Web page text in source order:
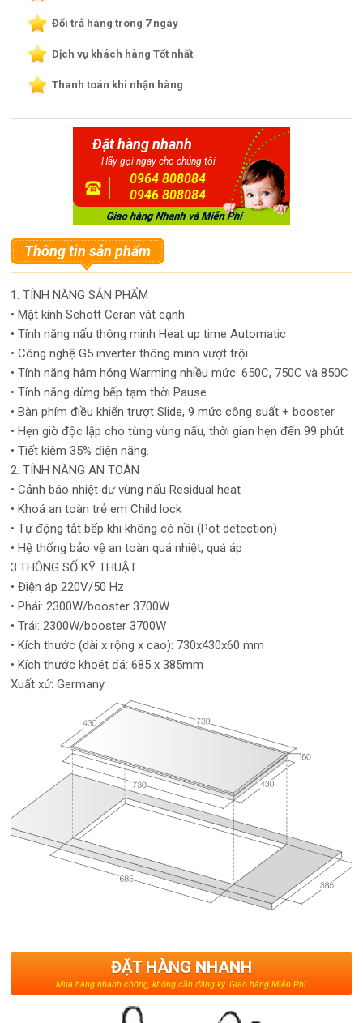
Đổi trả hàng trong 7 ngày
Dịch vụ khách hàng Tốt nhất
Thanh toán khi nhận hàng
Đặt hàng nhanh
Hãy gọi ngay cho chúng tôi
0964 808084
0946 808084
Thông tin sản phẩm
1. TÍNH NĂNG SẢN PHẨM
• Mặt kính Schott Ceran vát cạnh
• Tính năng nấu thông minh Heat up time Automatic
• Công nghệ G5 inverter thông minh vượt trội
• Tính năng hâm hóng Warming nhiều mức: 650C, 750C và 850C
• Tính năng dừng bếp tạm thời Pause
• Bàn phím điều khiển trượt Slide, 9 mức công suất + booster
• Hẹn giờ độc lập cho từng vùng nấu, thời gian hẹn đến 99 phút
• Tiết kiệm 35% điện năng.
2. TÍNH NĂNG AN TOÀN
• Cảnh báo nhiệt dư vùng nấu Residual heat
• Khoá an toàn trẻ em Child lock
• Tự động tắt bếp khi không có nồi (Pot detection)
• Hệ thống bảo vệ an toàn quá nhiệt, quá áp
3.THÔNG SỐ KỸ THUẬT
• Điện áp 220V/50 Hz
• Phải: 2300W/booster 3700W
• Trái: 2300W/booster 3700W
• Kích thước (dài x rộng x cao): 730x430x60 mm
• Kích thước khoét đá: 685 x 385mm
Xuất xứ: Germany
ĐẶT HÀNG NHANH
Mua hàng nhanh chóng, không cần đăng ký. Giao hàng Miễn Phí